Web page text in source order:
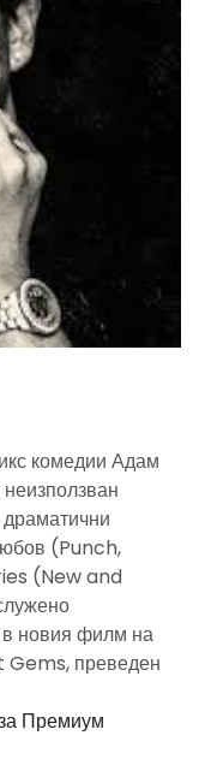
комедии Адам
(Punch,
(New and
в новия филм на
преведен
Премиум